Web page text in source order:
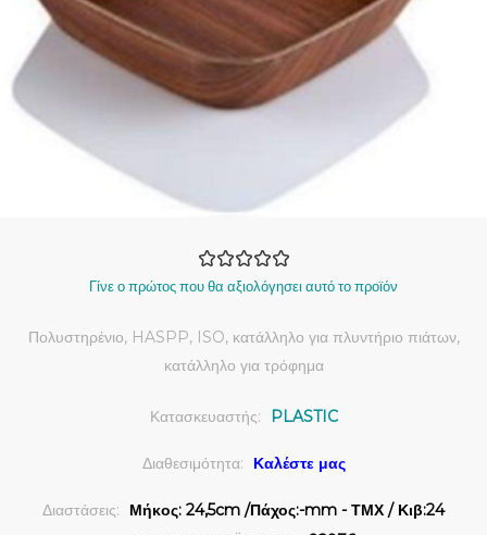
Γίνε ο πρώτος που θα αξιολόγησει αυτό το προϊόν
Πολυστηρένιο, HASPP, ISO, κατάλληλο για πλυντήριο πιάτων,
κατάλληλο για τρόφημα
Κατασκευαστής: PLASTIC
Διαθεσιμότητα: Καλέστε μας
Διαστάσεις:
Μήκος: 24,5cm /Πάχος:-mm - ΤΜΧ / Κιβ:24